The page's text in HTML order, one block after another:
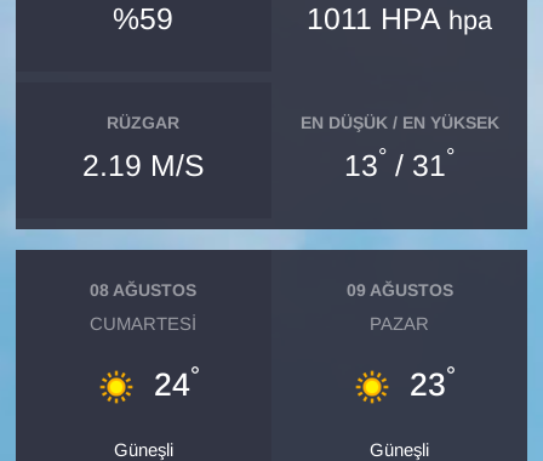
%59 1011 HPA hpa
RÜZGAR
2.19 M/S
EN DÜŞÜK / EN YÜKSEK
13° / 31°
08 AĞUSTOS
CUMARTESI
24°
Güneşli
09 AĞUSTOS
PAZAR
23°
Güneşli
Kim Kimdir?
Kültür & Sanat
KURDÎ
MAGAZİN